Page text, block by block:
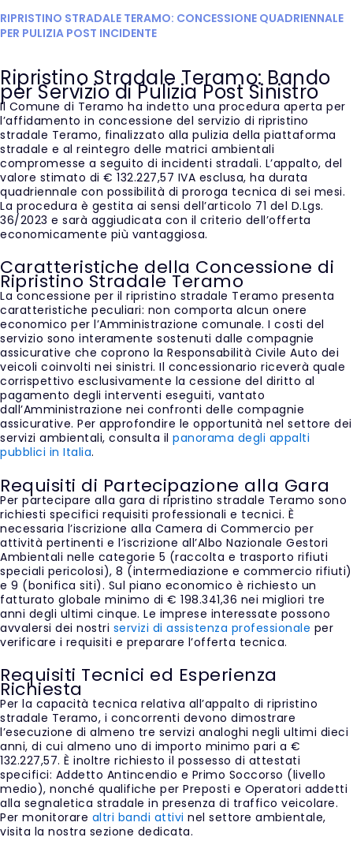
RIPRISTINO STRADALE TERAMO: CONCESSIONE QUADRIENNALE
PER PULIZIA POST INCIDENTE
Ripristino Stradale Teramo: Bando
per Servizio di Pulizia Post Sinistro
Il Comune di Teramo ha indetto una procedura aperta per
l’affidamento in concessione del servizio di ripristino
stradale Teramo, finalizzato alla pulizia della piattaforma
stradale e al reintegro delle matrici ambientali
compromesse a seguito di incidenti stradali. L’appalto, del
valore stimato di € 132.227,57 IVA esclusa, ha durata
quadriennale con possibilità di proroga tecnica di sei mesi.
La procedura è gestita ai sensi dell’articolo 71 del D.Lgs.
36/2023 e sarà aggiudicata con il criterio dell’offerta
economicamente più vantaggiosa.
Caratteristiche della Concessione di
Ripristino Stradale Teramo
La concessione per il ripristino stradale Teramo presenta
caratteristiche peculiari: non comporta alcun onere
economico per l’Amministrazione comunale. I costi del
servizio sono interamente sostenuti dalle compagnie
assicurative che coprono la Responsabilità Civile Auto dei
veicoli coinvolti nei sinistri. Il concessionario riceverà quale
corrispettivo esclusivamente la cessione del diritto al
pagamento degli interventi eseguiti, vantato
dall’Amministrazione nei confronti delle compagnie
assicurative. Per approfondire le opportunità nel settore dei
servizi ambientali, consulta il panorama degli appalti
pubblici in Italia.
Requisiti di Partecipazione alla Gara
Per partecipare alla gara di ripristino stradale Teramo sono
richiesti specifici requisiti professionali e tecnici. È
necessaria l’iscrizione alla Camera di Commercio per
attività pertinenti e l’iscrizione all’Albo Nazionale Gestori
Ambientali nelle categorie 5 (raccolta e trasporto rifiuti
speciali pericolosi), 8 (intermediazione e commercio rifiuti)
e 9 (bonifica siti). Sul piano economico è richiesto un
fatturato globale minimo di € 198.341,36 nei migliori tre
anni degli ultimi cinque. Le imprese interessate possono
avvalersi dei nostri servizi di assistenza professionale per
verificare i requisiti e preparare l’offerta tecnica.
Requisiti Tecnici ed Esperienza
Richiesta
Per la capacità tecnica relativa all’appalto di ripristino
stradale Teramo, i concorrenti devono dimostrare
l’esecuzione di almeno tre servizi analoghi negli ultimi dieci
anni, di cui almeno uno di importo minimo pari a €
132.227,57. È inoltre richiesto il possesso di attestati
specifici: Addetto Antincendio e Primo Soccorso (livello
medio), nonché qualifiche per Preposti e Operatori addetti
alla segnaletica stradale in presenza di traffico veicolare.
Per monitorare altri bandi attivi nel settore ambientale,
visita la nostra sezione dedicata.